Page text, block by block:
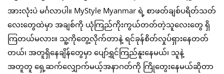
အားလုံးပဲ မင်္ဂလာပါ။ MyStyle Myanmar ရဲ့ စာဖတ်ချစ်ပရိတ်သတ်
လေးတွေထဲမှာ အချစ်ကို ယုံကြည်ကိုးကွယ်တတ်တဲ့သူလေးတွေ ရှိ
ကြတယ်မလား။ သူ့ကိုတွေ့လိုက်တာနဲ့ ရင်ခုန်စိတ်လှုပ်ရှားနေတတ်
တယ်၊ အတူရှိနေချိန်တွေမှာ ပျော်ရွှင်ကြည်နူးနေမယ်၊ သူနဲ့
အတူတူ ရှေ့ဆက်လျှောက်မယ့်အနာဂတ်ကို ကြိုတွေးနေမယ်ဆိုတာ